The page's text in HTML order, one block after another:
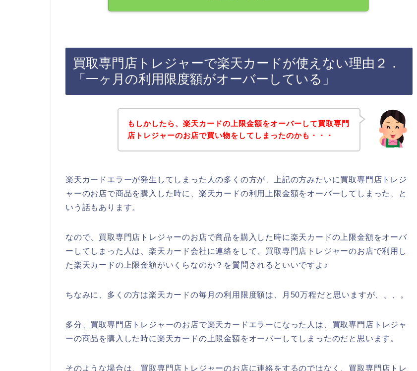
買取専門店トレジャーで楽天カードが使えない理由２．
「一ヶ月の利用限度額がオーバーしている」
もしかしたら、楽天カードの上限金額をオーバーして買取専門
店トレジャーのお店で買い物をしてしまったのかも・・・
楽天カードエラーが発生してしまった人の多くの方が、上記の方みたいに買取専門店トレジ
ャーのお店で商品を購入した時に、楽天カードの利用上限金額をオーバーしてしまった、と
いう話もあります。
なので、買取専門店トレジャーのお店で商品を購入した時に楽天カードの上限金額をオーバ
ーしてしまった人は、楽天カード会社に連絡をして、買取専門店トレジャーのお店で利用し
た楽天カードの上限金額がいくらなのか？を質問されるといいですよ♪
ちなみに、多くの方は楽天カードの毎月の利用限度額は、月50万程だと思いますが、、、。
多分、買取専門店トレジャーのお店で楽天カードエラーになった人は、買取専門店トレジャ
ーの商品を購入した時に楽天カードの上限金額をオーバーしてしまったのだと思います。
そのような場合は、買取専門店トレジャーのお店に連絡をするのではなく、買取専門店トレ